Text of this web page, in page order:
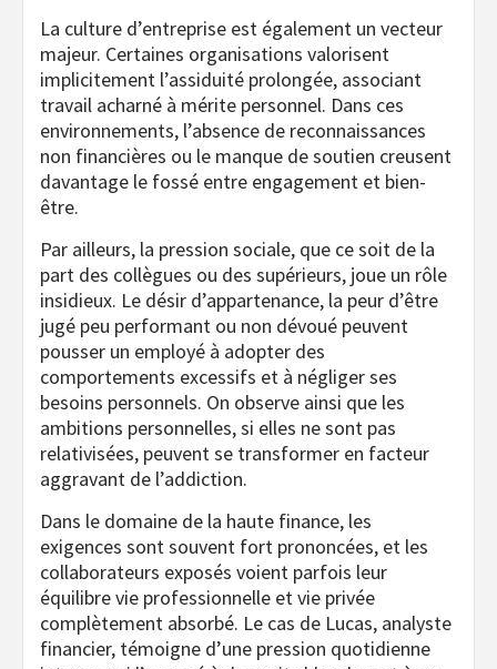
La culture d’entreprise est également un vecteur
majeur. Certaines organisations valorisent
implicitement l’assiduité prolongée, associant
travail acharné à mérite personnel. Dans ces
environnements, l’absence de reconnaissances
non financières ou le manque de soutien creusent
davantage le fossé entre engagement et bien-
être.
Par ailleurs, la pression sociale, que ce soit de la
part des collègues ou des supérieurs, joue un rôle
insidieux. Le désir d’appartenance, la peur d’être
jugé peu performant ou non dévoué peuvent
pousser un employé à adopter des
comportements excessifs et à négliger ses
besoins personnels. On observe ainsi que les
ambitions personnelles, si elles ne sont pas
relativisées, peuvent se transformer en facteur
aggravant de l’addiction.
Dans le domaine de la haute finance, les
exigences sont souvent fort prononcées, et les
collaborateurs exposés voient parfois leur
équilibre vie professionnelle et vie privée
complètement absorbé. Le cas de Lucas, analyste
financier, témoigne d’une pression quotidienne